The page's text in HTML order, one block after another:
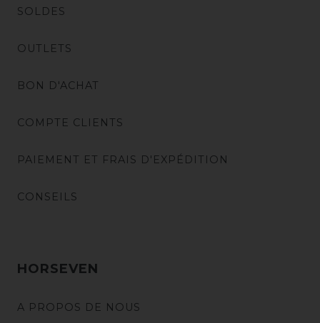
SOLDES
OUTLETS
BON D'ACHAT
COMPTE CLIENTS
PAIEMENT ET FRAIS D'EXPÉDITION
CONSEILS
HORSEVEN
A PROPOS DE NOUS